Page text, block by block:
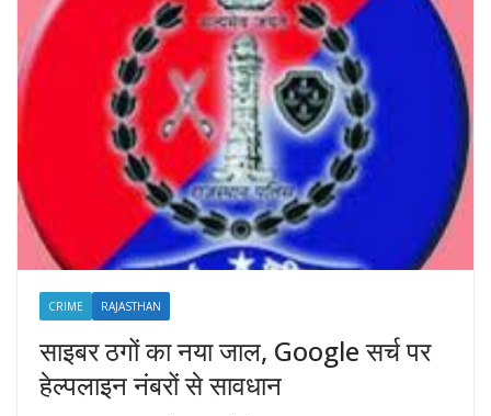
CRIME RAJASTHAN
साइबर ठगों का नया जाल, Google सर्च पर
हेल्पलाइन नंबरों से सावधान